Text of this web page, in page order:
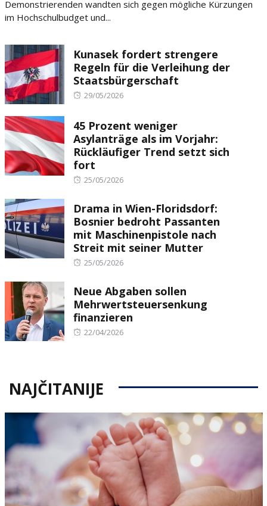
Demonstrierenden wandten sich gegen mögliche Kürzungen
im Hochschulbudget und...
Kunasek fordert strengere
Regeln für die Verleihung der
Staatsbürgerschaft
Posted
29/05/2026
45 Prozent weniger
Asylanträge als im Vorjahr:
Rückläufiger Trend setzt sich
fort
Posted
25/05/2026
Drama in Wien-Floridsdorf:
Bosnier bedroht Passanten
mit Maschinenpistole nach
Streit mit seiner Mutter
Posted
25/05/2026
Neue Abgaben sollen
Mehrwertsteuersenkung
finanzieren
Posted
22/04/2026
NAJČITANIJE